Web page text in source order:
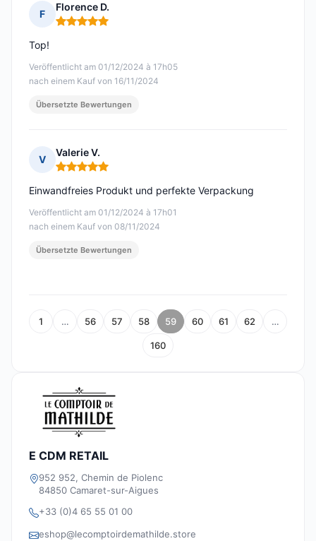
F
Florence D.
Hinweis: 5 von 5
Veröffentlicht am 01/12/2024 à 17h05
nach einem Kauf von 16/11/2024
Top!
Übersetzte Bewertungen
V
Valerie V.
Hinweis: 5 von 5
Veröffentlicht am 01/12/2024 à 17h01
nach einem Kauf von 08/11/2024
Einwandfreies Produkt und perfekte Verpackung
Übersetzte Bewertungen
1 … 56 57 58 59 60 61 62 …
160
E CDM RETAIL
952 952, Chemin de Piolenc
84850 Camaret-sur-Aigues
+33 (0)4 65 55 01 00
eshop@lecomptoirdemathilde.store